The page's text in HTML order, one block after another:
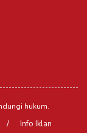
hukum.
Info Iklan